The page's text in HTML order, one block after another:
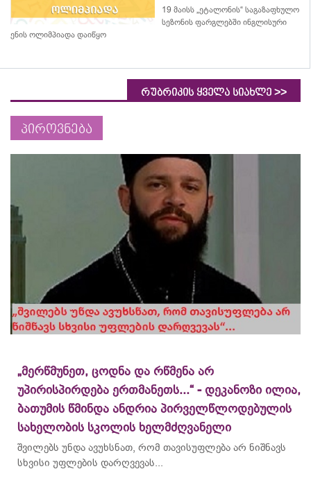
19 მაისს „ეტალონის“ საგაზაფხულო
სეზონის ფარგლებში ინგლისური
ენის ოლიმპიადა დაიწყო
რუბრიკის ყველა სიახლე >>
პიროვნება
„მერწმუნეთ, ცოდნა და რწმენა არ
უპირისპირდება ერთმანეთს...“ - დეკანოზი ილია,
ბათუმის წმინდა ანდრია პირველწლოდებულის
სახელობის სკოლის ხელმძღვანელი
შვილებს უნდა ავუხსნათ, რომ თავისუფლება არ ნიშნავს
სხვისი უფლების დარღვევას...